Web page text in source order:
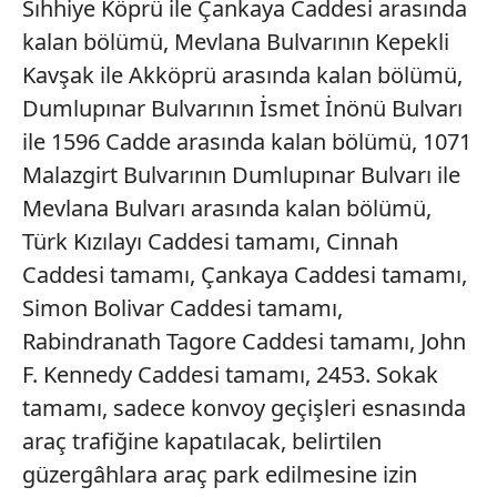
Sıhhiye Köprü ile Çankaya Caddesi arasında
kalan bölümü, Mevlana Bulvarının Kepekli
Kavşak ile Akköprü arasında kalan bölümü,
Dumlupınar Bulvarının İsmet İnönü Bulvarı
ile 1596 Cadde arasında kalan bölümü, 1071
Malazgirt Bulvarının Dumlupınar Bulvarı ile
Mevlana Bulvarı arasında kalan bölümü,
Türk Kızılayı Caddesi tamamı, Cinnah
Caddesi tamamı, Çankaya Caddesi tamamı,
Simon Bolivar Caddesi tamamı,
Rabindranath Tagore Caddesi tamamı, John
F. Kennedy Caddesi tamamı, 2453. Sokak
tamamı, sadece konvoy geçişleri esnasında
araç trafiğine kapatılacak, belirtilen
güzergâhlara araç park edilmesine izin